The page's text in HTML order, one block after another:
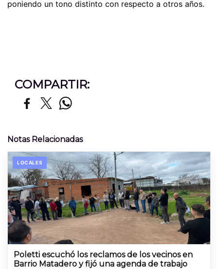
poniendo un tono distinto con respecto a otros años.
COMPARTIR:
Notas Relacionadas
LOCALES
Poletti escuchó los reclamos de los vecinos en
Barrio Matadero y fijó una agenda de trabajo